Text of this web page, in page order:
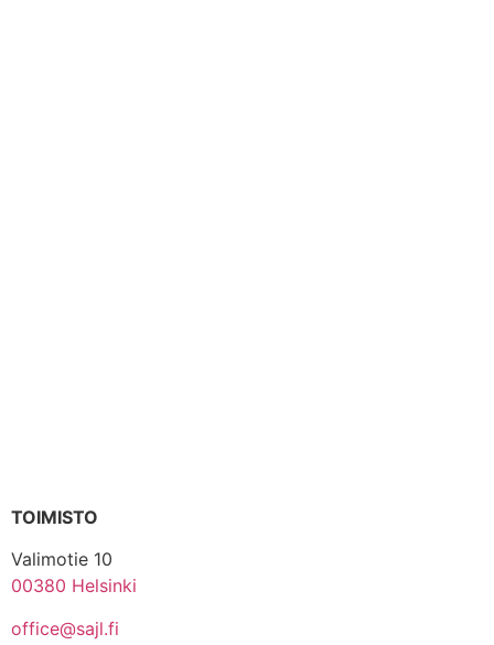
TOIMISTO
Valimotie 10
00380 Helsinki
office@sajl.fi